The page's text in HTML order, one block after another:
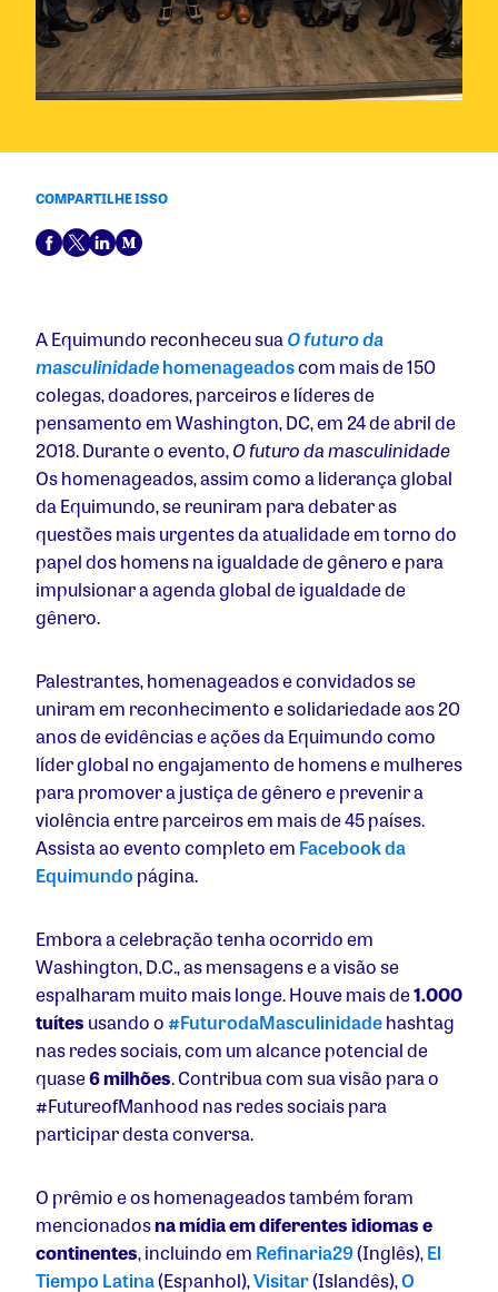
COMPARTILHE ISSO
A Equimundo reconheceu sua O futuro da
masculinidadehomenageadoscom mais de 150
colegas, doadores, parceiros e líderes de
pensamento em Washington, DC, em 24 de abril de
2018. Durante o evento,O futuro da masculinidade
Os homenageados, assim como a liderança global
da Equimundo, se reuniram para debater as
questões mais urgentes da atualidade em torno do
papel dos homens na igualdade de gênero e para
impulsionar a agenda global de igualdade de
gênero.
Palestrantes, homenageados e convidados se
uniram em reconhecimento e solidariedade aos 20
anos de evidências e ações da Equimundo como
líder global no engajamento de homens e mulheres
para promover a justiça de gênero e prevenir a
violência entre parceiros em mais de 45 países.
Assista ao evento completo em Facebook da
Equimundo página.
Embora a celebração tenha ocorrido em
Washington, D.C., as mensagens e a visão se
espalharam muito mais longe. Houve mais de1.000
tuítes usando o#FuturodaMasculinidadehashtag
nas redes sociais, com um alcance potencial de
quase6 milhões. Contribua com sua visão para o
#FutureofManhood nas redes sociais para
participar desta conversa.
O prêmio e os homenageados também foram
mencionadosna mídia em diferentes idiomas e
continentes, incluindo em Refinaria29(Inglês),El
Tiempo Latina(Espanhol),Visitar(Islandês),O